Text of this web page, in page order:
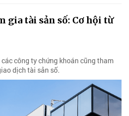
gia tài sản số: Cơ hội từ
công ty chứng khoán cũng tham
dịch tài sản số.